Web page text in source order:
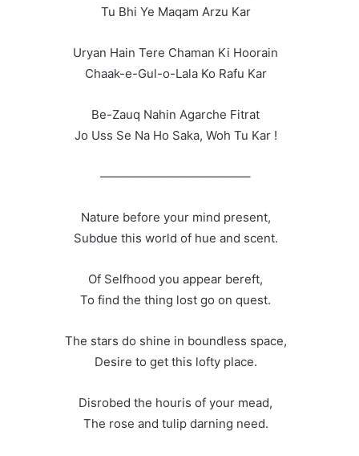
Tu Bhi Ye Maqam Arzu Kar
Uryan Hain Tere Chaman Ki Hoorain
Chaak-e-Gul-o-Lala Ko Rafu Kar
Be-Zauq Nahin Agarche Fitrat
Jo Uss Se Na Ho Saka, Woh Tu Kar !
————————————–
Nature before your mind present,
Subdue this world of hue and scent.
Of Selfhood you appear bereft,
To find the thing lost go on quest.
The stars do shine in boundless space,
Desire to get this lofty place.
Disrobed the houris of your mead,
The rose and tulip darning need.